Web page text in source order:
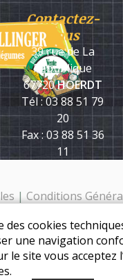
Contactez-
nous
39 rue de La
République
67720HOERDT
Tél : 03 88 51 79
20
Fax : 03 88 51 36
11
| Conditions
39 rue de la
Tél. : 03 88 51 79 20
des cookies
une navigation
le site vous acceptez